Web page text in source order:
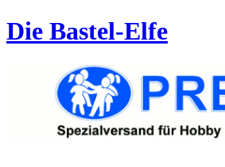
Die Bastel-Elfe